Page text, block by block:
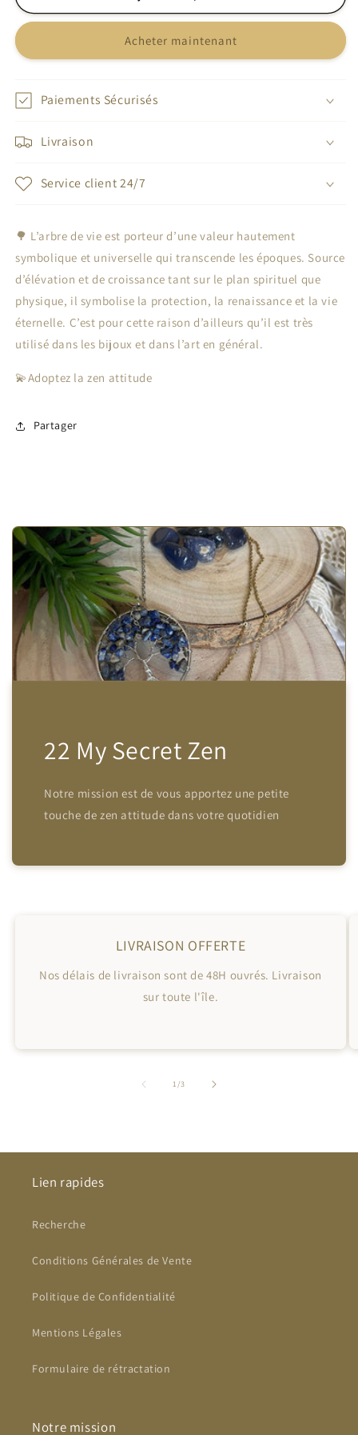
Bracelet
arbre
vie
Bracelet
arbre
de
vie
Acheter maintenant
Paiements Sécurisés
Livraison
Service client 24/7
🌳 L’arbre de vie est porteur d’une valeur hautement
symbolique et universelle qui transcende les époques. Source
d’élévation et de croissance tant sur le plan spirituel que
physique, il symbolise la protection, la renaissance et la vie
éternelle. C’est pour cette raison d’ailleurs qu’il est très
utilisé dans les bijoux et dans l’art en général.
💫Adoptez la zen attitude
Partager
22 My Secret Zen
Notre mission est de vous apportez une petite
touche de zen attitude dans votre quotidien
LIVRAISON OFFERTE
Nos délais de livraison sont de 48H ouvrés. Livraison
sur toute l'île.
1/de
3
Lien rapides
Recherche
Conditions Générales de Vente
Politique de Confidentialité
Mentions Légales
Formulaire de rétractation
Notre mission